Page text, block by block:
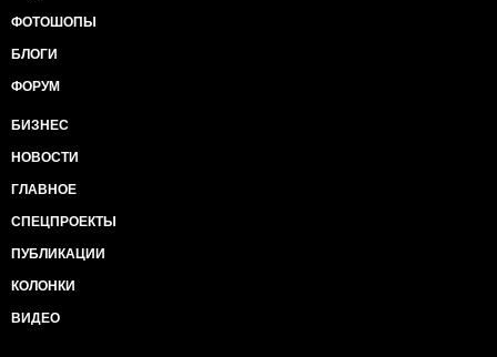
ФОТОШОПЫ
БЛОГИ
ФОРУМ
БИЗНЕС
НОВОСТИ
ГЛАВНОЕ
СПЕЦПРОЕКТЫ
ПУБЛИКАЦИИ
КОЛОНКИ
ВИДЕО